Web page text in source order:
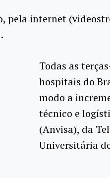
pela internet
Todas as
hospitais do
modo a
técnico e
(Anvisa), da
Universitária